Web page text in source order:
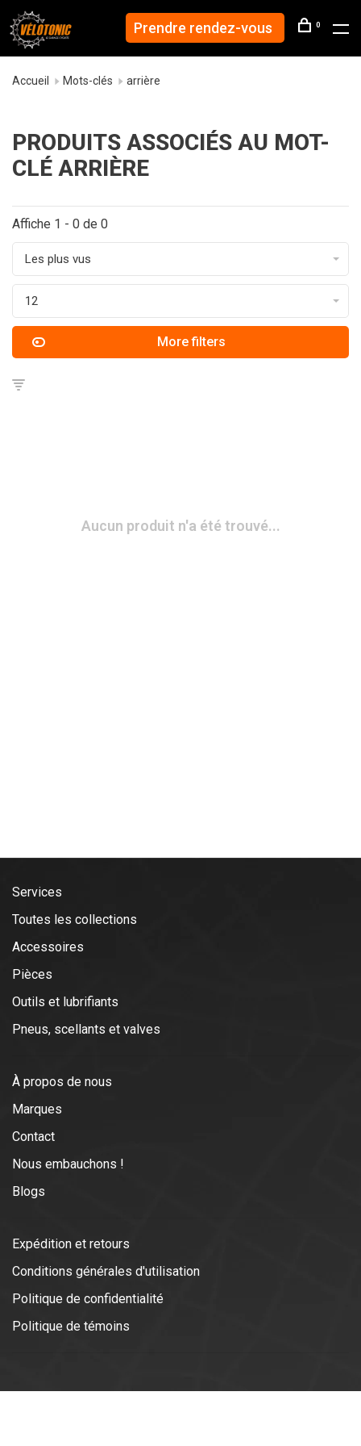
Prendre rendez-vous 0
Accueil Mots-clés arrière
PRODUITS ASSOCIÉS AU MOT-
CLÉ ARRIÈRE
Affiche 1 - 0 de 0
Les plus vus
12
More filters
Aucun produit n'a été trouvé...
Services
Toutes les collections
Accessoires
Pièces
Outils et lubrifiants
Pneus, scellants et valves
À propos de nous
Marques
Contact
Nous embauchons !
Blogs
Expédition et retours
Conditions générales d'utilisation
Politique de confidentialité
Politique de témoins